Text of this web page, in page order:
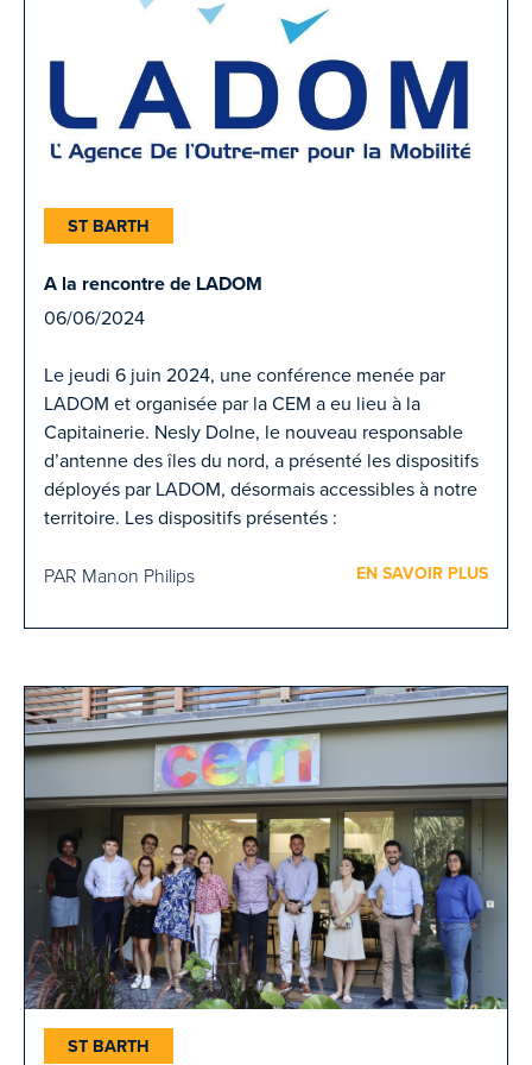
ST BARTH
A la rencontre de LADOM
06/06/2024
Le jeudi 6 juin 2024, une conférence menée par
LADOM et organisée par la CEM a eu lieu à la
Capitainerie. Nesly Dolne, le nouveau responsable
d’antenne des îles du nord, a présenté les dispositifs
déployés par LADOM, désormais accessibles à notre
territoire. Les dispositifs présentés :
PAR Manon Philips EN SAVOIR PLUS
ST BARTH